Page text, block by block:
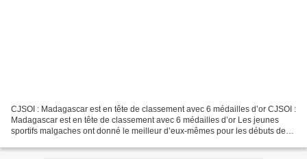
CJSOI : Madagascar est en tête de classement avec 6 médailles d’or CJSOI :
Madagascar est en tête de classement avec 6 médailles d’or Les jeunes
sportifs malgaches ont donné le meilleur d’eux-mêmes pour les débuts des